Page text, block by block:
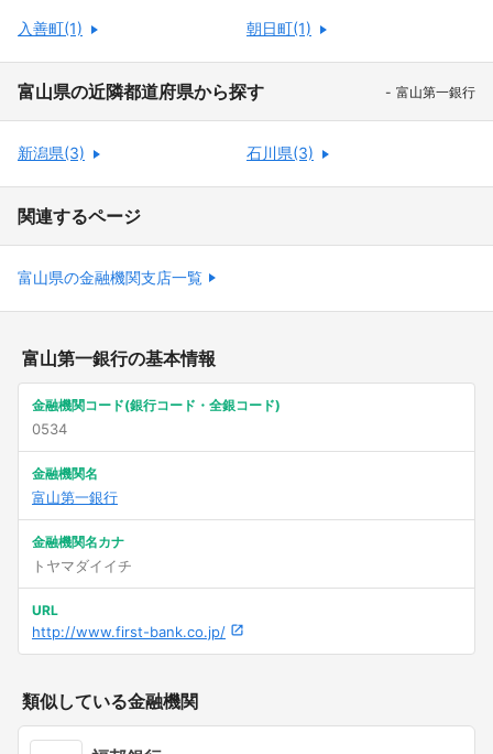
入善町(1) 朝日町(1)
富山県の近隣都道府県から探す 富山第一銀行
新潟県(3) 石川県(3)
関連するページ
富山県の金融機関支店一覧
富山第一銀行の基本情報
金融機関コード(銀行コード・全銀コード)
0534
金融機関名
富山第一銀行
金融機関名カナ
トヤマダイイチ
URL
http://www.first-bank.co.jp/
類似している金融機関